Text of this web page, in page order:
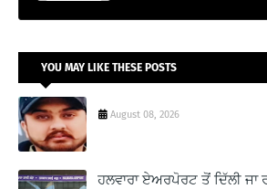
YOU MAY LIKE THESE POSTS
August 08, 2026
ਹਲਵਾਰਾ ਏਅਰਪੋਰਟ ਤੋਂ ਦਿੱਲੀ